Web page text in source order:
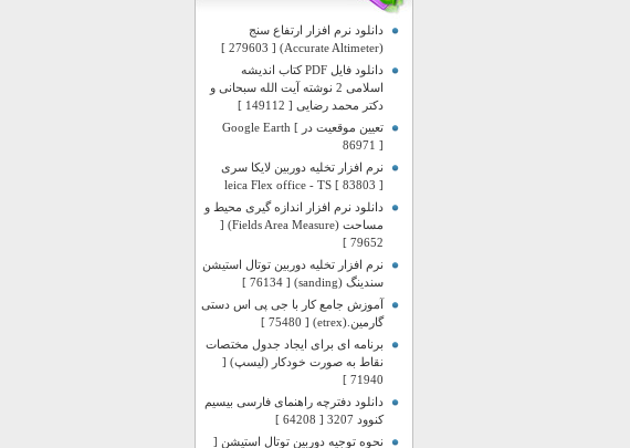
دانلود نرم افزار ارتفاع سنج
(Accurate Altimeter) [ 279603 ]
دانلود فایل PDF کتاب اندیشه
اسلامی 2 نوشته آیت الله سبحانی و
دکتر محمد رضایی [ 149112 ]
تعیین موقعیت در Google Earth [
86971 ]
نرم افزار تخلیه دوربین لایکا سری
leica Flex office - TS [ 83803 ]
دانلود نرم افزار اندازه گیری محیط و
مساحت (Fields Area Measure) [
79652 ]
نرم افزار تخلیه دوربین توتال استیشن
سندینگ (sanding) [ 76134 ]
آموزش جامع کار با جی پی اس دستی
گارمین.(etrex) [ 75480 ]
برنامه ای برای ایجاد جدول مختصات
نقاط به صورت خودکار (لیسپ) [
71940 ]
دانلود دفترچه راهنمای فارسی بیسیم
کنوود 3207 [ 64208 ]
نحوه توجیه دوربین توتال استیشن [